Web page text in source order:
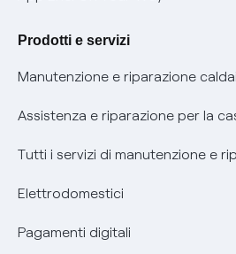
Agevolazione utenti con disabilità
Informativa RAEE
Prodotti e servizi
Manutenzione e riparazione
Assistenza e riparazione per la
Tutti i servizi di manutenzione e
Elettrodomestici
Pagamenti digitali